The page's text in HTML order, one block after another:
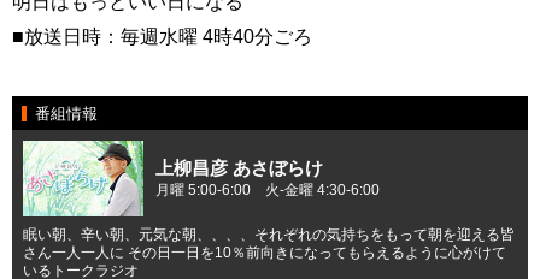
■放送日時：毎週水曜 4時40分ごろ
番組情報
上柳昌彦 あさぼらけ
月曜 5:00-6:00 火-金曜 4:30-6:00
眠い朝、辛い朝、元気な朝、、、、それぞれの気持ちをもって朝を迎える皆
さん一人一人に その日一日を10％前向きになってもらえるように心がけて
いるトークラジオ